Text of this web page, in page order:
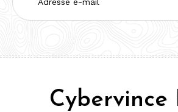
e-
mail
Cybervince